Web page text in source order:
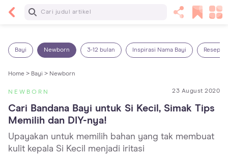
Baca Selanjutnya
Bayi Newborn 3-12 bulan Inspirasi Nama Bayi Resep
Home > Bayi > Newborn
NEWBORN 23 August 2020
Cari Bandana Bayi untuk Si Kecil, Simak Tips
Memilih dan DIY-nya!
Upayakan untuk memilih bahan yang tak membuat
kulit kepala Si Kecil menjadi iritasi